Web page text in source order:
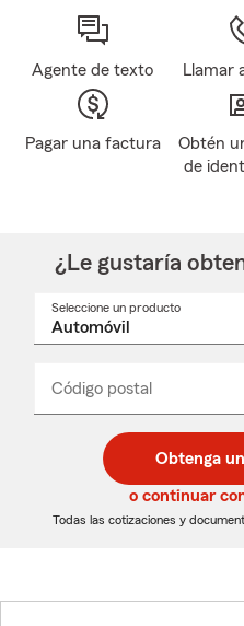
Agente de texto Llamar
Pagar una factura
Obtén
de
¿Le gustaría
Seleccione un producto
Código postal
de
5
dígitos
de
5
dígitos
_____
Obtenga
o continuar
Todas las cotizaciones y